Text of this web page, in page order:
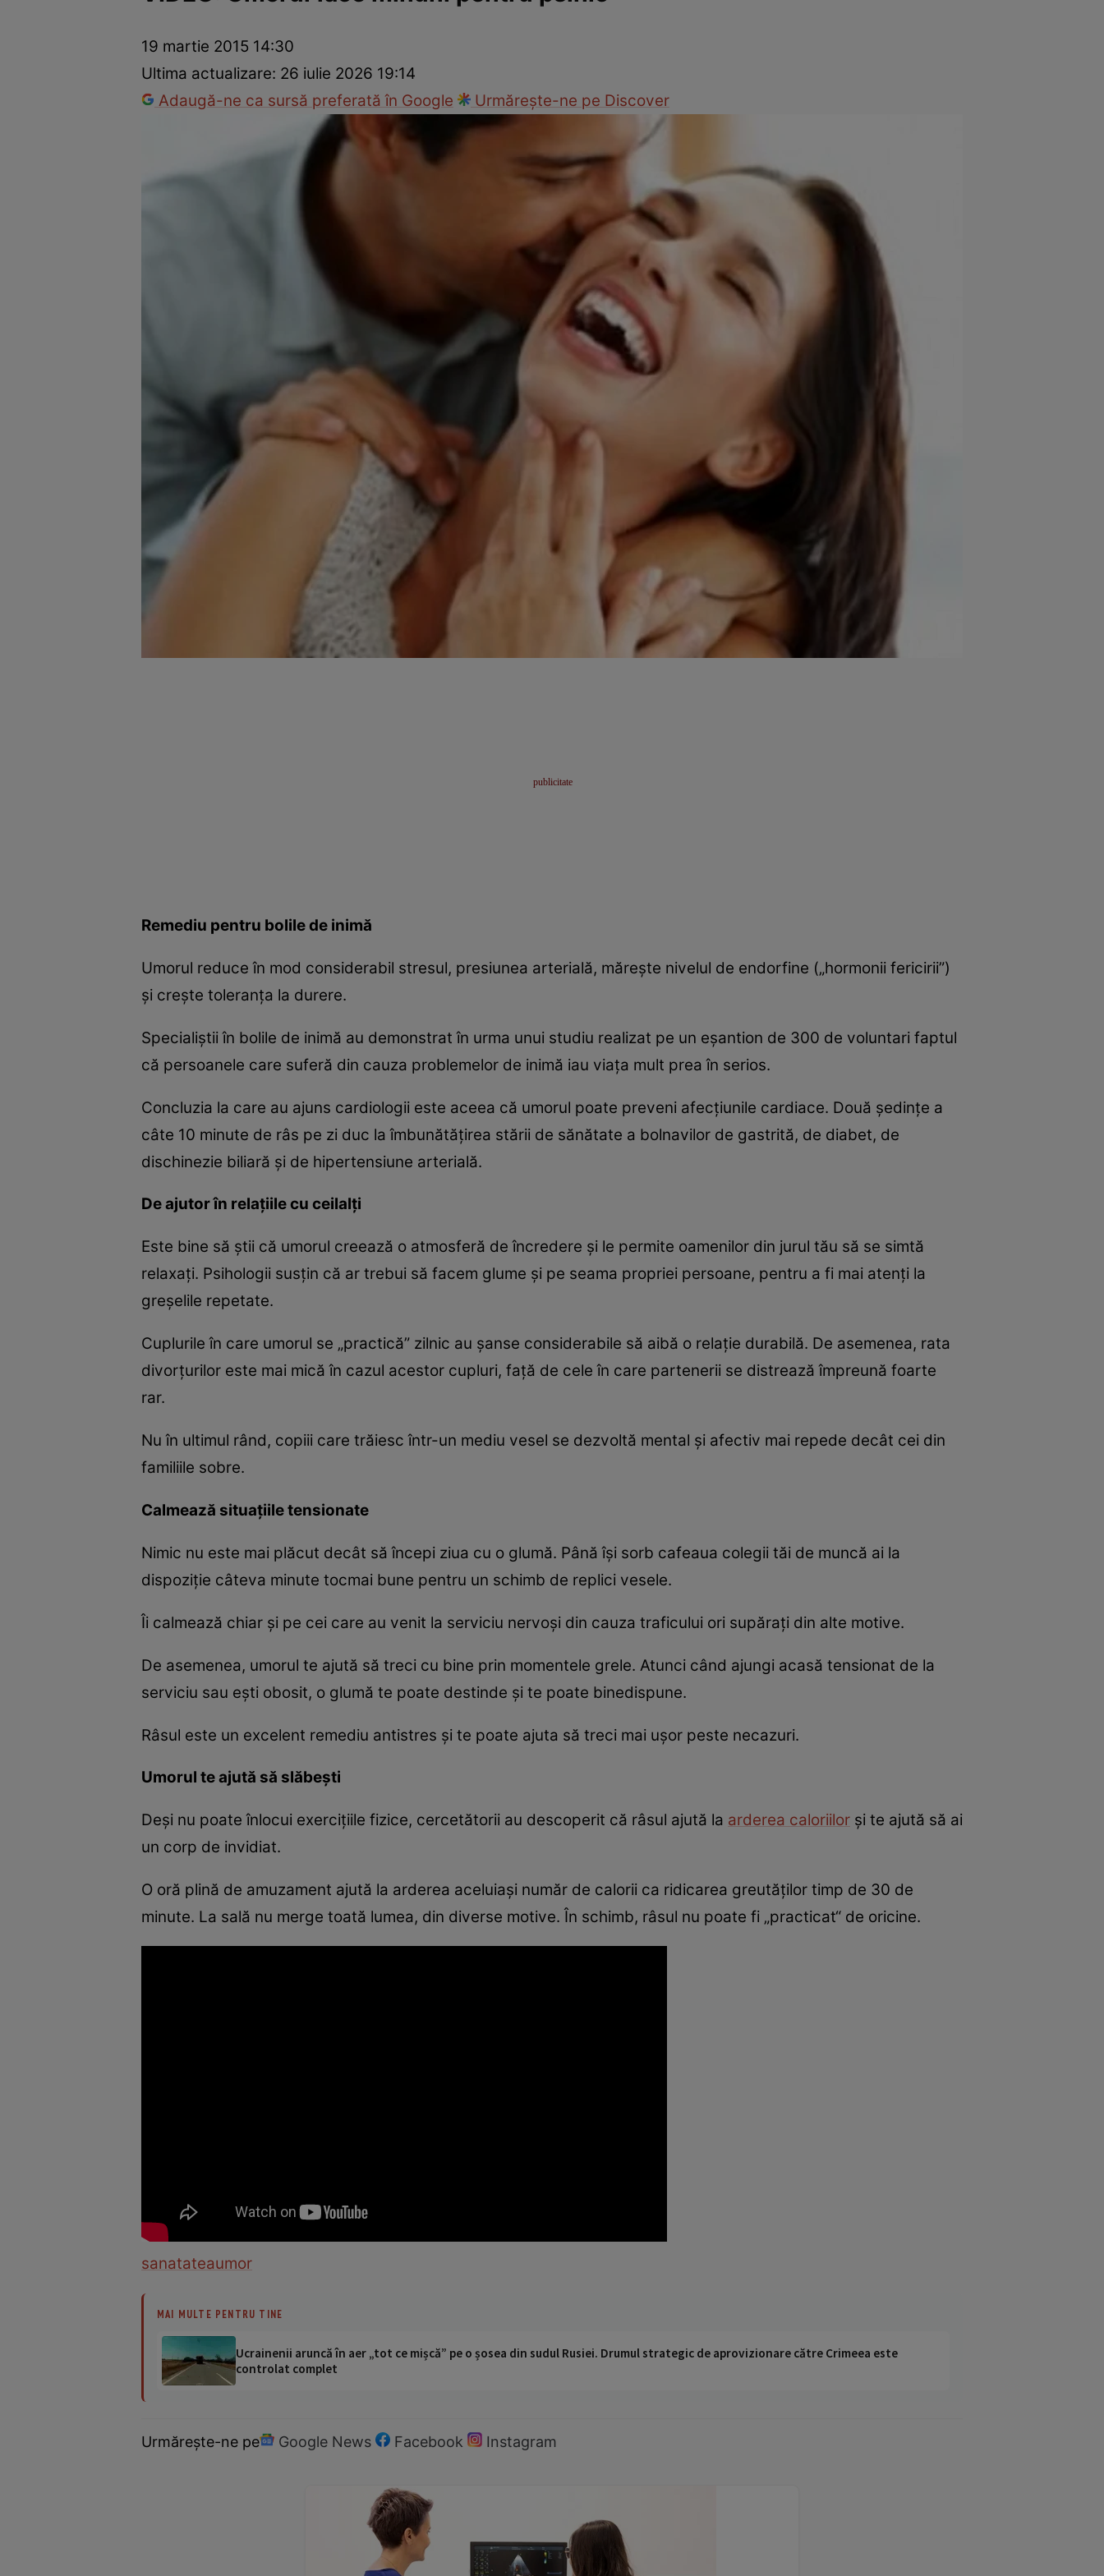
Prevenție și tratamentRemedii naturisteMedicii răspund
19 martie 2015 14:30
Ultima actualizare: 26 iulie 2026 19:14
Adaugă-ne ca sursă preferată în Google
Urmărește-ne pe Discover
Remediu pentru bolile de inimă
Umorul reduce în mod considerabil stresul, presiunea arterială, măreşte nivelul de endorfine („hormonii fericirii”)
şi creşte toleranţa la durere.
Specialiştii în bolile de inimă au demonstrat în urma unui studiu realizat pe un eşantion de 300 de voluntari faptul
că persoanele care suferă din cauza problemelor de inimă iau viaţa mult prea în serios.
Concluzia la care au ajuns cardiologii este aceea că umorul poate preveni afecţiunile cardiace. Două şedinţe a
câte 10 minute de râs pe zi duc la îmbunătăţirea stării de sănătate a bolnavilor de gastrită, de diabet, de
dischinezie biliară şi de hipertensiune arterială.
De ajutor în relaţiile cu ceilalţi
Este bine să ştii că umorul creează o atmosferă de încredere şi le permite oamenilor din jurul tău să se simtă
relaxaţi. Psihologii susţin că ar trebui să facem glume şi pe seama propriei persoane, pentru a fi mai atenţi la
greşelile repetate.
Cuplurile în care umorul se „practică” zilnic au şanse considerabile să aibă o relaţie durabilă. De asemenea, rata
divorţurilor este mai mică în cazul acestor cupluri, faţă de cele în care partenerii se distrează împreună foarte
rar.
Nu în ultimul rând, copiii care trăiesc într-un mediu vesel se dezvoltă mental şi afectiv mai repede decât cei din
familiile sobre.
Calmează situaţiile tensionate
Nimic nu este mai plăcut decât să începi ziua cu o glumă. Până îşi sorb cafeaua colegii tăi de muncă ai la
dispoziţie câteva minute tocmai bune pentru un schimb de replici vesele.
Îi calmează chiar şi pe cei care au venit la serviciu nervoşi din cauza traficului ori supăraţi din alte motive.
De asemenea, umorul te ajută să treci cu bine prin momentele grele. Atunci când ajungi acasă tensionat de la
serviciu sau eşti obosit, o glumă te poate destinde şi te poate binedispune.
Râsul este un excelent remediu antistres şi te poate ajuta să treci mai uşor peste necazuri.
Umorul te ajută să slăbeşti
Deşi nu poate înlocui exerciţiile fizice, cercetătorii au descoperit că râsul ajută la arderea caloriilor şi te ajută să ai
un corp de invidiat.
O oră plină de amuzament ajută la arderea aceluiaşi număr de calorii ca ridicarea greutăţilor timp de 30 de
minute. La sală nu merge toată lumea, din diverse motive. În schimb, râsul nu poate fi „practicat“ de oricine.
sanatateaumor
MAI MULTE PENTRU TINE
Ucrainenii aruncă în aer „tot ce mișcă” pe o șosea din sudul Rusiei. Drumul strategic de aprovizionare către Crimeea este
controlat complet
Urmărește-ne pe Google News Facebook Instagram